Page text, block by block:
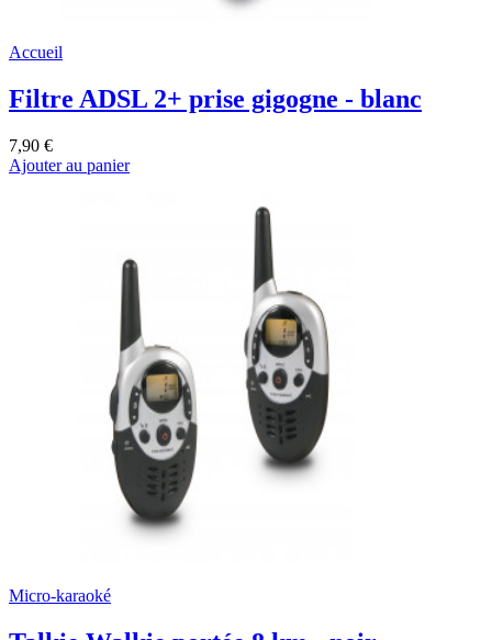
Accueil
Filtre ADSL 2+ prise gigogne - blanc
7,90 €
Ajouter au panier
Micro-karaoké